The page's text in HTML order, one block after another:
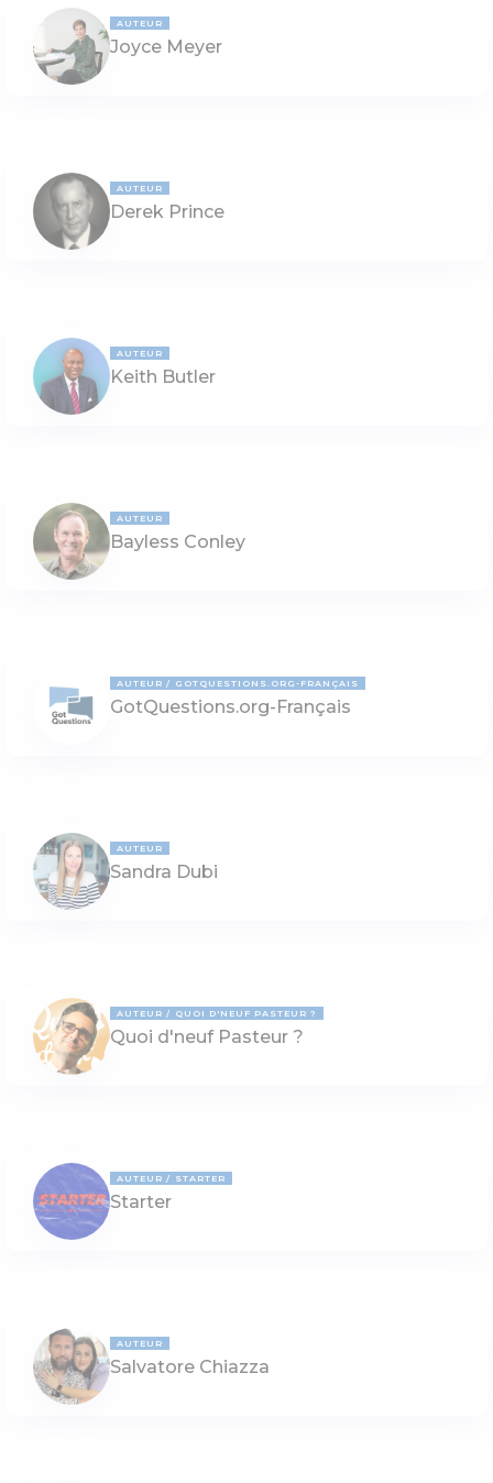
AUTEUR
Joyce Meyer
AUTEUR
Derek Prince
AUTEUR
Keith Butler
AUTEUR
Bayless Conley
AUTEUR GOTQUESTIONS.ORG-FRANÇAIS
GotQuestions.org-Français
AUTEUR
Sandra Dubi
AUTEUR QUOI D'NEUF PASTEUR ?
Quoi d'neuf Pasteur ?
AUTEUR STARTER
Starter
AUTEUR
Salvatore Chiazza